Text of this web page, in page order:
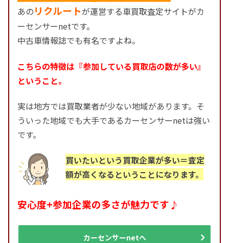
あのリクルートが運営する車買取査定サイトがカ
ーセンサーnetです。
中古車情報誌でも有名ですよね。
こちらの特徴は『参加している買取店の数が多い』
ということ。
実は地方では買取業者が少ない地域があります。そ
ういった地域でも大手であるカーセンサーnetは強い
です。
買いたいという買取企業が多い＝査定
額が高くなるということになります。
安心度+参加企業の多さが魅力です♪
カーセンサーnetへ